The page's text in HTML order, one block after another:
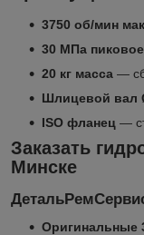
3750 об/мин
30 МПа пиковое
20 кг масса —
Шлицевой вал
ISO фланец —
Заказать
Минске
Оригинальные